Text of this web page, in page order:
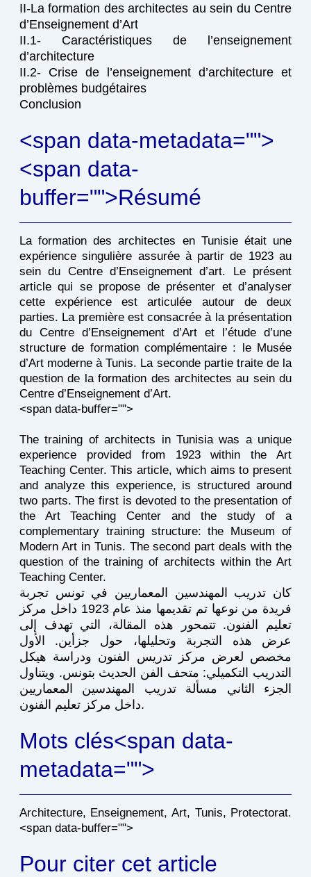
II-La formation des architectes au sein du Centre
d’Enseignement d’Art
II.1- Caractéristiques de l’enseignement
d’architecture
II.2- Crise de l’enseignement d’architecture et
problèmes budgétaires
Conclusion
<span data-metadata="">
<span data-
buffer="">Résumé
La formation des architectes en Tunisie était une
expérience singulière assurée à partir de 1923 au
sein du Centre d’Enseignement d’art. Le présent
article qui se propose de présenter et d’analyser
cette expérience est articulée autour de deux
parties. La première est consacrée à la présentation
du Centre d’Enseignement d’Art et l’étude d’une
structure de formation complémentaire : le Musée
d’Art moderne à Tunis. La seconde partie traite de la
question de la formation des architectes au sein du
Centre d’Enseignement d’Art.
<span data-buffer="">
The training of architects in Tunisia was a unique
experience provided from 1923 within the Art
Teaching Center. This article, which aims to present
and analyze this experience, is structured around
two parts. The first is devoted to the presentation of
the Art Teaching Center and the study of a
complementary training structure: the Museum of
Modern Art in Tunis. The second part deals with the
question of the training of architects within the Art
Teaching Center.
كان تدريب المهندسين المعماريين في تونس تجربة
فريدة من نوعها تم تقديمها منذ عام 1923 داخل مركز
تعليم الفنون. تتمحور هذه المقالة، التي تهدف إلى
عرض هذه التجربة وتحليلها، حول جزأين. الأول
مخصص لعرض مركز تدريس الفنون ودراسة هيكل
التدريب التكميلي: متحف الفن الحديث بتونس. ويتناول
الجزء الثاني مسألة تدريب المهندسين المعماريين
داخل مركز تعليم الفنون.
Mots clés<span data-
metadata="">
Architecture, Enseignement, Art, Tunis, Protectorat.
<span data-buffer="">
Pour citer cet article